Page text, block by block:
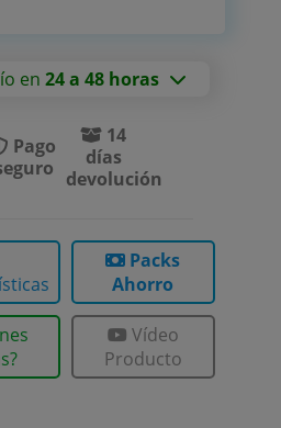
en24 a 48 horas
Pago
14
días
devolución
Packs
Ahorro
Vídeo
Producto